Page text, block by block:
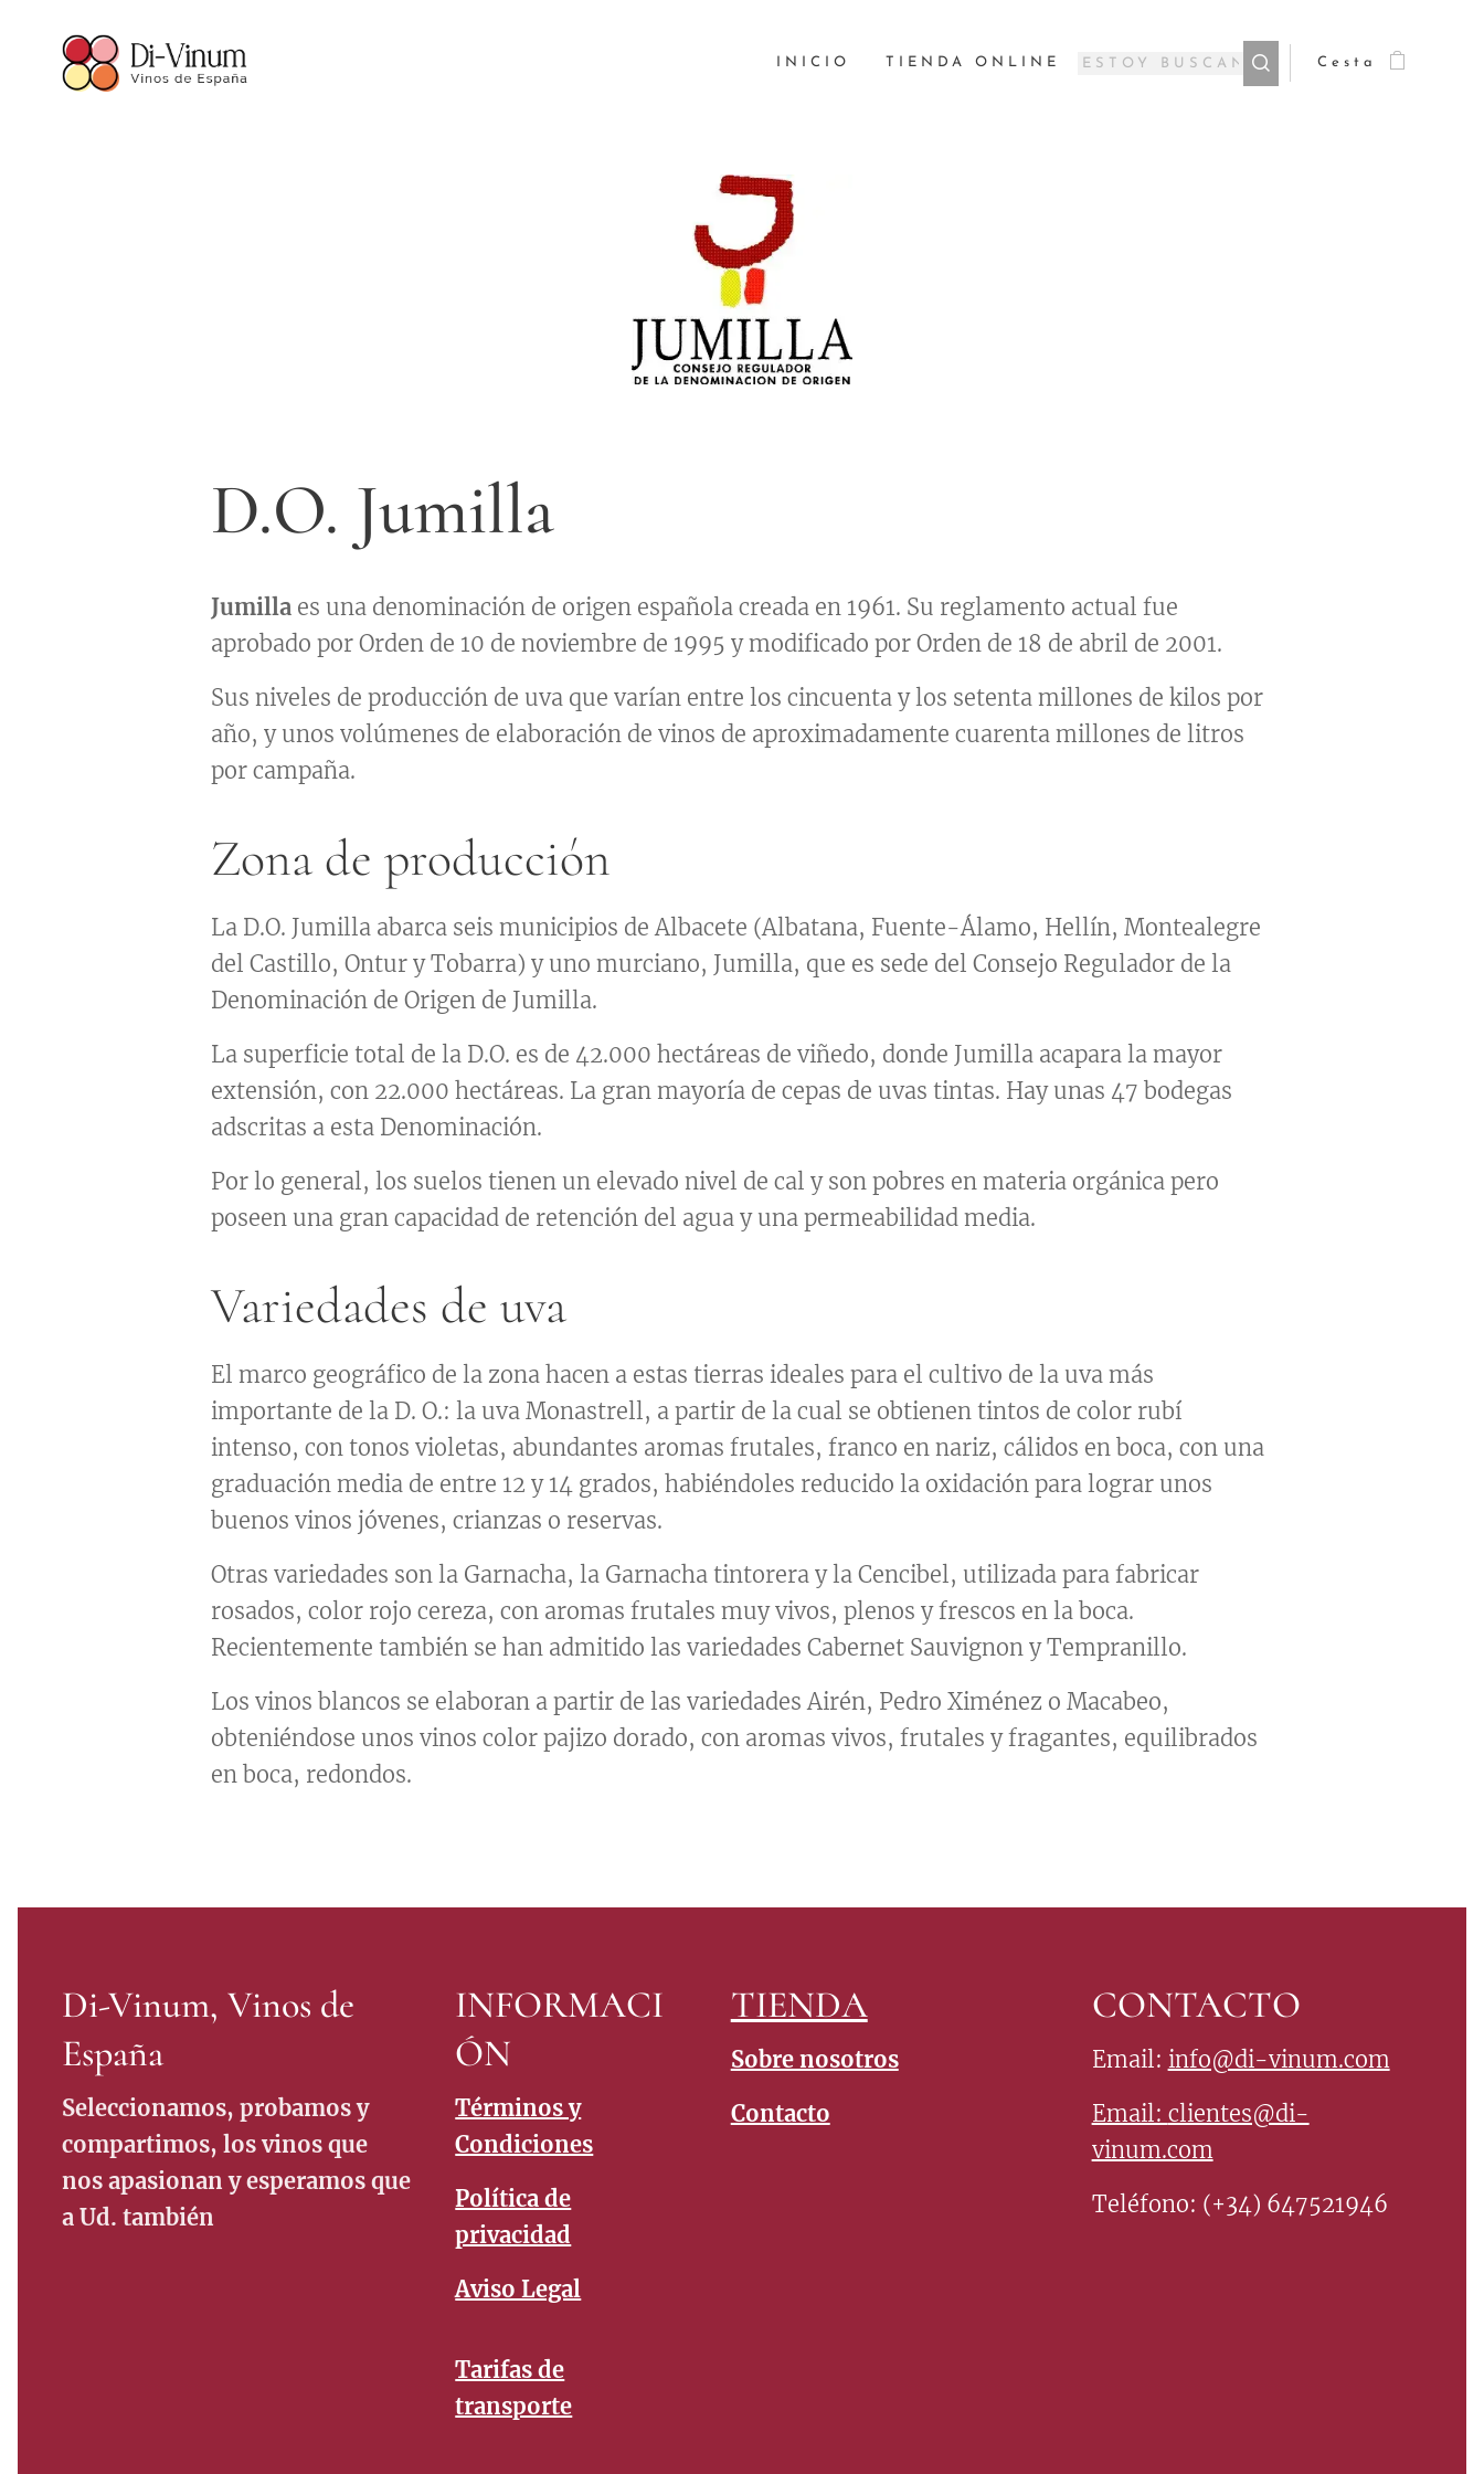
INICIO TIENDA ONLINE Cesta
D.O. Jumilla
Jumillaes una denominación de origen española creada en 1961. Su reglamento actual fue
aprobado por Orden de 10 de noviembre de 1995 y modificado por Orden de 18 de abril de 2001.
Sus niveles de producción de uva que varían entre los cincuenta y los setenta millones de kilos por
año, y unos volúmenes de elaboración de vinos de aproximadamente cuarenta millones de litros
por campaña.
Zona de producción
La D.O. Jumilla abarca seis municipios de Albacete (Albatana, Fuente-Álamo, Hellín, Montealegre
del Castillo, Ontur y Tobarra) y uno murciano, Jumilla, que es sede del Consejo Regulador de la
Denominación de Origen de Jumilla.
La superficie total de la D.O. es de 42.000 hectáreas de viñedo, donde Jumilla acapara la mayor
extensión, con 22.000 hectáreas. La gran mayoría de cepas de uvas tintas. Hay unas 47 bodegas
adscritas a esta Denominación.
Por lo general, los suelos tienen un elevado nivel de cal y son pobres en materia orgánica pero
poseen una gran capacidad de retención del agua y una permeabilidad media.
Variedades de uva
El marco geográfico de la zona hacen a estas tierras ideales para el cultivo de la uva más
importante de la D. O.: la uva Monastrell, a partir de la cual se obtienen tintos de color rubí
intenso, con tonos violetas, abundantes aromas frutales, franco en nariz, cálidos en boca, con una
graduación media de entre 12 y 14 grados, habiéndoles reducido la oxidación para lograr unos
buenos vinos jóvenes, crianzas o reservas.
Otras variedades son la Garnacha, la Garnacha tintorera y la Cencibel, utilizada para fabricar
rosados, color rojo cereza, con aromas frutales muy vivos, plenos y frescos en la boca.
Recientemente también se han admitido las variedades Cabernet Sauvignon y Tempranillo.
Los vinos blancos se elaboran a partir de las variedades Airén, Pedro Ximénez o Macabeo,
obteniéndose unos vinos color pajizo dorado, con aromas vivos, frutales y fragantes, equilibrados
en boca, redondos.
Di-Vinum, Vinos de
España
Seleccionamos, probamos y
compartimos, los vinos que
nos apasionan y esperamos que
a Ud. también
INFORMACI
ÓN
Términos y
Condiciones
Política de
privacidad
Aviso Legal
Tarifas de
transporte
TIENDA
Sobre nosotros
Contacto
CONTACTO
Email: info@di-vinum.com
Email: clientes@di-
vinum.com
Teléfono: (+34) 647521946